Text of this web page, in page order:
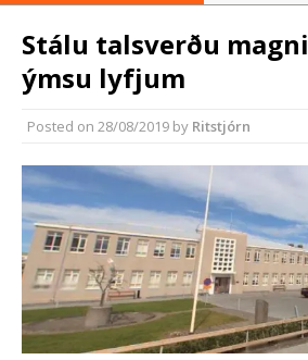
Reykjanesbæ
Erlend
iðngarðinn
Stálu talsverðu
ýmsu lyfjum
Posted on 28/08/2019 by Ritstjórn